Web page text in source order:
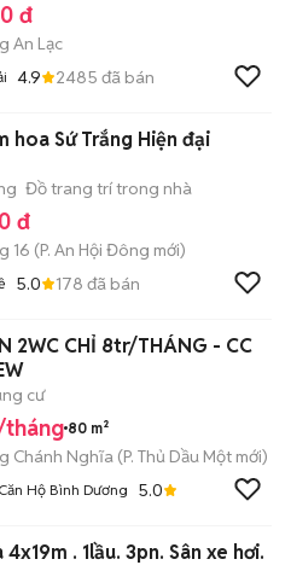
đ
An Lạc
4.9 2485 đã bán
hoa Sứ Trắng Hiện đại
Đồ trang trí trong nhà
đ
16 (P. An Hội Đông mới)
5.0 178 đã bán
2WC CHỈ 8tr/THÁNG - CC
cư
80 m²
Chánh Nghĩa (P. Thủ Dầu Một mới)
Hộ Bình Dương 5.0